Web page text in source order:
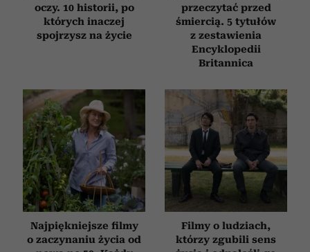
oczy. 10 historii, po
których inaczej
spojrzysz na życie
przeczytać przed
śmiercią. 5 tytułów
z zestawienia
Encyklopedii
Britannica
Najpiękniejsze filmy
o zaczynaniu życia od
Filmy o ludziach,
którzy zgubili sens